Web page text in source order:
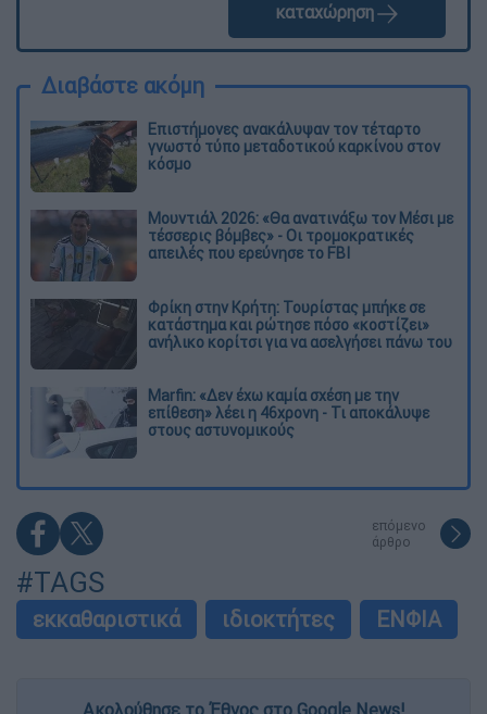
καταχώρηση
Διαβάστε ακόμη
Επιστήμονες ανακάλυψαν τον τέταρτο
γνωστό τύπο μεταδοτικού καρκίνου στον
κόσμο
Μουντιάλ 2026: «Θα ανατινάξω τον Μέσι με
τέσσερις βόμβες» - Οι τρομοκρατικές
απειλές που ερεύνησε το FBI
Φρίκη στην Κρήτη: Τουρίστας μπήκε σε
κατάστημα και ρώτησε πόσο «κοστίζει»
ανήλικο κορίτσι για να ασελγήσει πάνω του
Marfin: «Δεν έχω καμία σχέση με την
επίθεση» λέει η 46χρονη - Τι αποκάλυψε
στους αστυνομικούς
επόμενο
άρθρο
#TAGS
εκκαθαριστικά ιδιοκτήτες ΕΝΦΙΑ